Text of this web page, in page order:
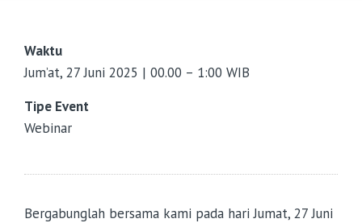
Waktu
Jum’at, 27 Juni 2025 | 00.00 – 1:00 WIB
Tipe Event
Webinar
Bergabunglah bersama kami pada hari Jumat, 27 Juni